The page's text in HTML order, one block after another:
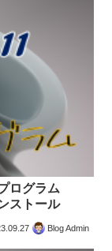
ログラム
ストール
Blog Admin